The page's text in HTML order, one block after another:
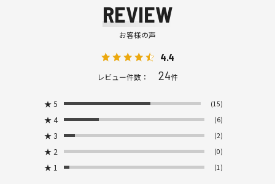
REVIEW
お客様の声
4.4
レビュー件数： 24件
★ 5 (15)
★ 4 (6)
★ 3 (2)
★ 2 (0)
★ 1 (1)